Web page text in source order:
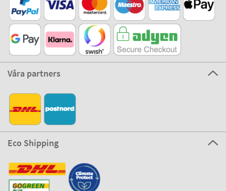
Våra partners
Eco Shipping